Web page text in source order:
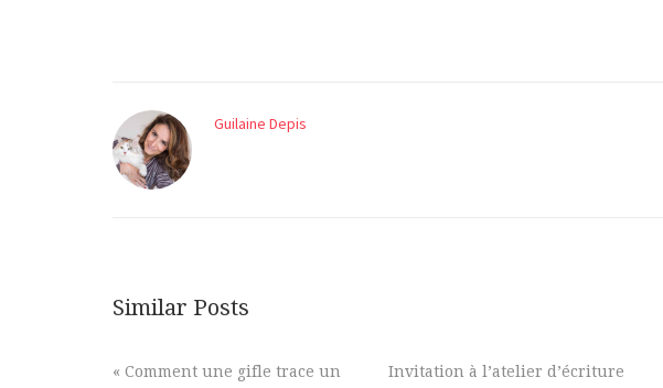
Guilaine Depis
Similar Posts
« Comment une gifle trace un
Invitation à l’atelier d’écriture